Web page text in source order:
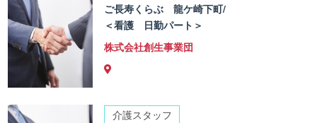
ご長寿くらぶ 龍ケ崎下町/
＜看護 日勤パート＞
株式会社創生事業団
介護スタッフ